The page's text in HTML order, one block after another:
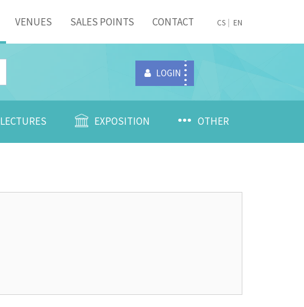
VENUES SALES POINTS CONTACT
LOGIN
CS EN
LECTURES EXPOSITION OTHER